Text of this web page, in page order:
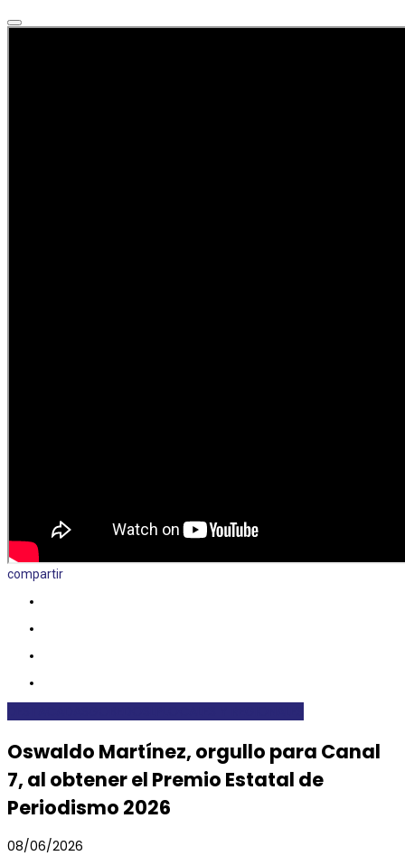
compartir
Oswaldo Martínez, orgullo para Canal
7, al obtener el Premio Estatal de
Periodismo 2026
08/06/2026